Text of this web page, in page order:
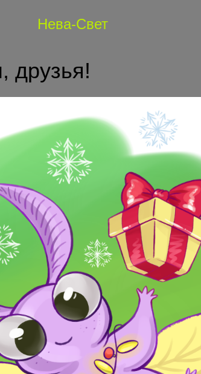
Нева-Свет
друзья!